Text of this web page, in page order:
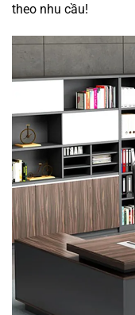
theo nhu cầu!